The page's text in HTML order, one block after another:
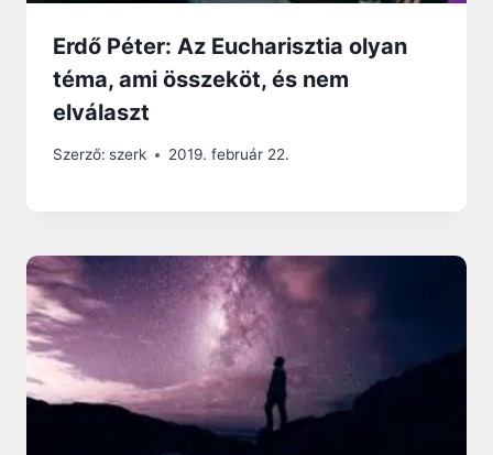
Erdő Péter: Az Eucharisztia olyan
téma, ami összeköt, és nem
elválaszt
Szerző: szerk 2019. február 22.